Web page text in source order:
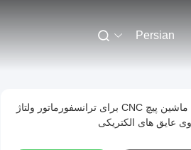
Persian
100 ماشین پیچ CNC برای ترانسفورماتور ولتاژ
عایق های الکتریکی